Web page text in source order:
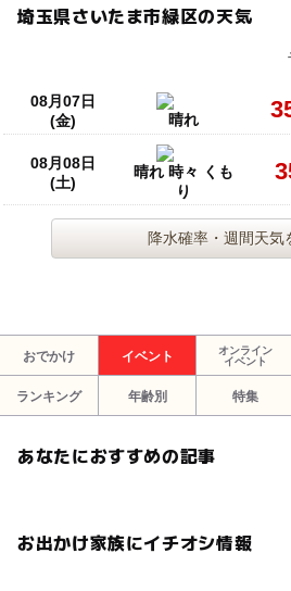
埼玉県さいたま市緑区の天気
08月07日
(金)
晴れ
08月08日
(土)
晴れ 時々 くも
り
降水確率・週間天気
おでかけ イベント
オンライン
イベント
ランキング 年齢別 特集
あなたにおすすめの記事
お出かけ家族にイチオシ情報